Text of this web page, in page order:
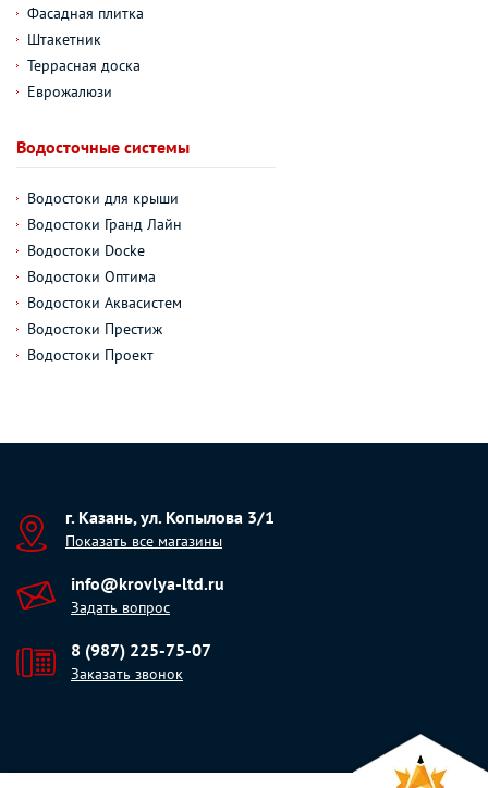
Фасадная плитка
Штакетник
Террасная доска
Еврожалюзи
Водосточные системы
Водостоки для крыши
Водостоки Гранд Лайн
Водостоки Docke
Водостоки Оптима
Водостоки Аквасистем
Водостоки Престиж
Водостоки Проект
г. Казань, ул. Копылова 3/1
Показать все магазины
info@krovlya-ltd.ru
Задать вопрос
8 (987) 225-75-07
Заказать звонок